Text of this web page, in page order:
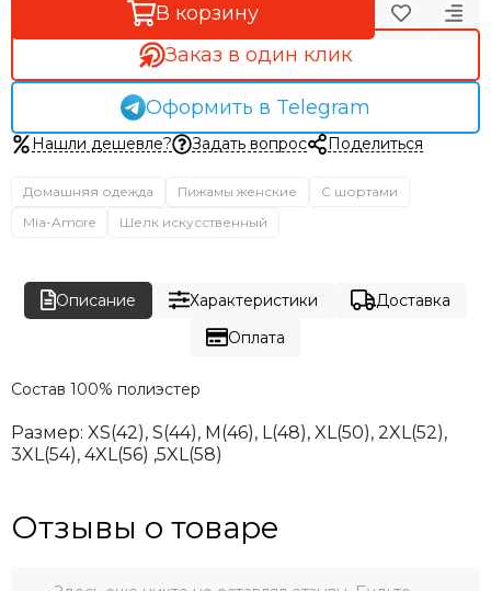
В корзину
Заказ в один клик
Оформить в Telegram
Нашли дешевле? Задать вопрос Поделиться
Домашняя одежда Пижамы женские
С шортами
Mia-Amore
Шелк искусственный
Описание Характеристики
Доставка
Оплата
Состав 100% полиэстер
Размер: XS(42), S(44), M(46), L(48), XL(50), 2XL(52),
3XL(54), 4XL(56) ,5XL(58)
Отзывы о товаре